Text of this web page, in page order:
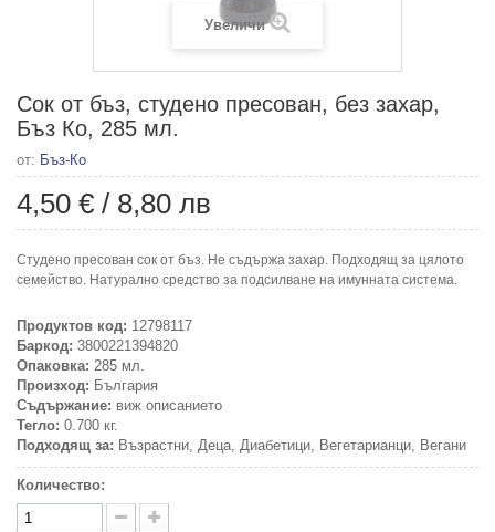
Увеличи
Сок от бъз, студено пресован, без захар,
Бъз Ко, 285 мл.
от: Бъз-Ко
4,50 € / 8,80 лв
Студено пресован сок от бъз. Не съдържа захар. Подходящ за цялото
семейство. Натурално средство за подсилване на имунната система.
Продуктов код: 12798117
Баркод: 3800221394820
Опаковка: 285 мл.
Произход: България
Съдържание: виж описанието
Тегло: 0.700 кг.
Подходящ за: Възрастни, Деца, Диабетици, Вегетарианци, Вегани
Количество: